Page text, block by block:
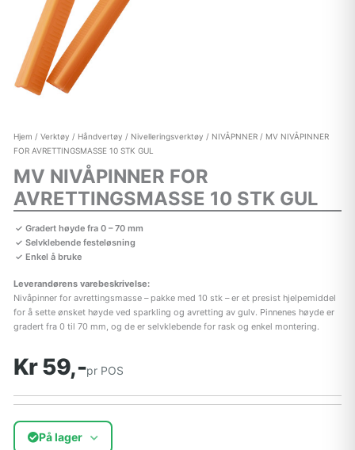
Hjem / Verktøy / Håndvertøy / Nivelleringsverktøy / NIVÅPNNER/ MV NIVÅPINNER
FOR AVRETTINGSMASSE 10 STK GUL
MV NIVÅPINNER FOR
AVRETTINGSMASSE 10 STK GUL
Gradert høyde fra 0 – 70 mm
Selvklebende festeløsning
Enkel å bruke
Leverandørens varebeskrivelse:
Nivåpinner for avrettingsmasse – pakke med 10 stk – er et presist hjelpemiddel
for å sette ønsket høyde ved sparkling og avretting av gulv. Pinnenes høyde er
gradert fra 0 til 70 mm, og de er selvklebende for rask og enkel montering.
Kr 59,-pr POS
På lager